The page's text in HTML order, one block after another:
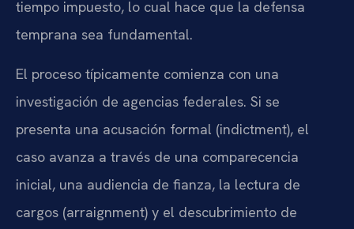
tiempo impuesto, lo cual hace que la defensa
temprana sea fundamental.
El proceso típicamente comienza con una
investigación de agencias federales. Si se
presenta una acusación formal (indictment), el
caso avanza a través de una comparecencia
inicial, una audiencia de fianza, la lectura de
cargos (arraignment) y el descubrimiento de